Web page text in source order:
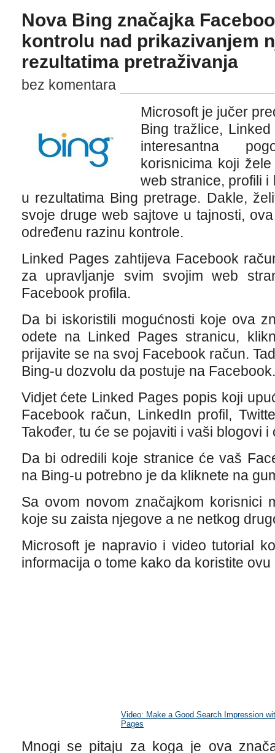
Nova Bing značajka
kontrolu nad prikazivanjem
rezultatima pretraživanja
bez komentara
Microsoft je jučer
Bing tražlice,
interesantna
korisnicima koji
web stranice, profili
u rezultatima Bing pretrage. Dakle,
svoje druge web sajtove u tajnosti,
određenu razinu kontrole.
Linked Pages zahtijeva Facebook
za upravljanje svim svojim web
Facebook profila.
Da bi iskoristili mogućnosti koje ova
odete na Linked Pages stranicu,
prijavite se na svoj Facebook račun.
Bing-u dozvolu da postuje na Facebook.
Vidjet ćete Linked Pages popis koji
Facebook račun, LinkedIn profil,
Također, tu će se pojaviti i vaši blogovi
Da bi odredili koje stranice će vaš
na Bing-u potrebno je da kliknete na
Sa ovom novom značajkom korisnici
koje su zaista njegove a ne netkog
Microsoft je napravio i video tutorial
informacija o tome kako da koristite
Video: Make a Good Search Impression
Pages
Mnogi se pitaju za koga je ova